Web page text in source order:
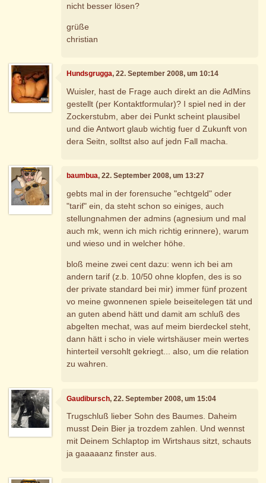
nicht besser lösen?
grüße
christian
Hundsgrugga, 22. September 2008, um 10:14
Wuisler, hast de Frage auch direkt an die AdMins
gestellt (per Kontaktformular)? I spiel ned in der
Zockerstubm, aber dei Punkt scheint plausibel
und die Antwort glaub wichtig fuer d Zukunft von
dera Seitn, solltst also auf jedn Fall macha.
baumbua, 22. September 2008, um 13:27
gebts mal in der forensuche "echtgeld" oder
"tarif" ein, da steht schon so einiges, auch
stellungnahmen der admins (agnesium und mal
auch mk, wenn ich mich richtig erinnere), warum
und wieso und in welcher höhe.
bloß meine zwei cent dazu: wenn ich bei am
andern tarif (z.b. 10/50 ohne klopfen, des is so
der private standard bei mir) immer fünf prozent
vo meine gwonnenen spiele beiseitelegen tät und
an guten abend hätt und damit am schluß des
abgelten mechat, was auf meim bierdeckel steht,
dann hätt i scho in viele wirtshäuser mein wertes
hinterteil versohlt gekriegt... also, um die relation
zu wahren.
Gaudibursch, 22. September 2008, um 15:04
Trugschluß lieber Sohn des Baumes. Daheim
musst Dein Bier ja trozdem zahlen. Und wennst
mit Deinem Schlaptop im Wirtshaus sitzt, schauts
ja gaaaaanz finster aus.